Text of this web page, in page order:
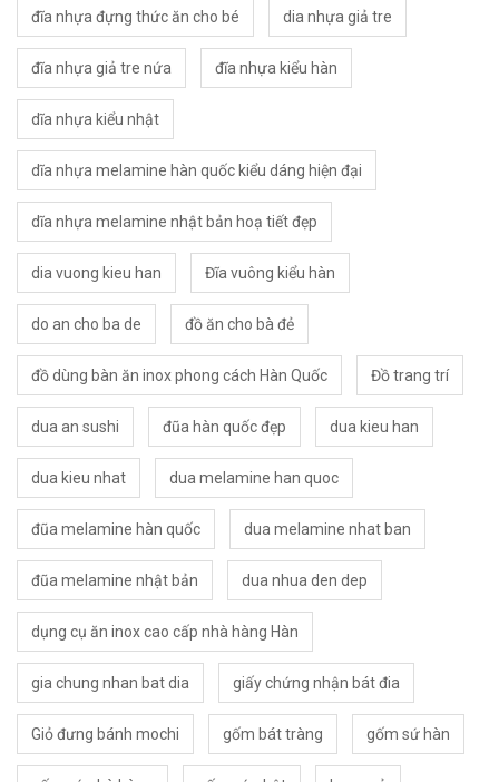
đĩa nhựa đựng thức ăn cho bé dia nhựa giả tre
đĩa nhựa giả tre nứa đĩa nhựa kiểu hàn
dĩa nhựa kiểu nhật
dĩa nhựa melamine hàn quốc kiểu dáng hiện đại
dĩa nhựa melamine nhật bản hoạ tiết đẹp
dia vuong kieu han Đĩa vuông kiểu hàn
do an cho ba de đồ ăn cho bà đẻ
đồ dùng bàn ăn inox phong cách Hàn Quốc Đồ trang trí
dua an sushi đũa hàn quốc đẹp dua kieu han
dua kieu nhat dua melamine han quoc
đũa melamine hàn quốc dua melamine nhat ban
đũa melamine nhật bản dua nhua den dep
dụng cụ ăn inox cao cấp nhà hàng Hàn
gia chung nhan bat dia giấy chứng nhận bát đia
Giỏ đưng bánh mochi gốm bát tràng gốm sứ hàn